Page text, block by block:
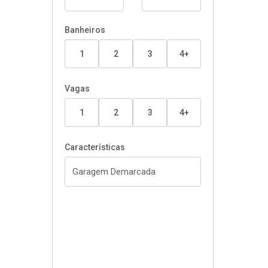
Banheiros
1 2 3 4+
Vagas
1 2 3 4+
Características